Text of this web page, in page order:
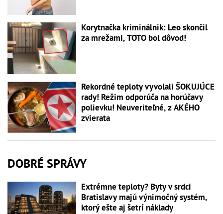
Korytnačka kriminálnik: Leo skončil
za mrežami, TOTO bol dôvod!
Rekordné teploty vyvolali ŠOKUJÚCE
rady! Režim odporúča na horúčavy
polievku! Neuveriteľné, z AKÉHO
zvierata
DOBRÉ SPRÁVY
Extrémne teploty? Byty v srdci
Bratislavy majú výnimočný systém,
ktorý ešte aj šetrí náklady